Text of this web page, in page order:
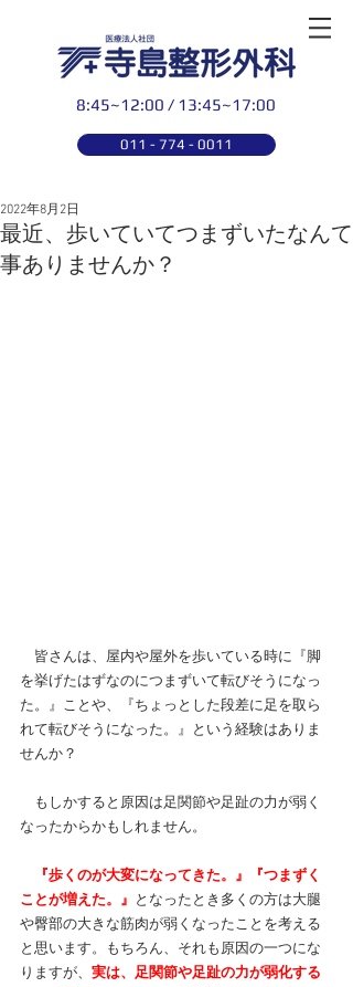
8:45~12:00 / 13:45~17:00
011 - 774 - 0011
最近、歩いていてつまずいたなんて
事ありませんか？
2022年8月2日
皆さんは、屋内や屋外を歩いている時に『脚
を挙げたはずなのにつまずいて転びそうになっ
た。』ことや、『ちょっとした段差に足を取ら
れて転びそうになった。』という経験はありま
せんか？
もしかすると原因は足関節や足趾の力が弱く
なったからかもしれません。
『歩くのが大変になってきた。』『つまずく
ことが増えた。』 となったとき多くの方は大腿
や臀部の大きな筋肉が弱くなったことを考える
と思います。もちろん、それも原因の一つにな
りますが、 実は、足関節や足趾の力が弱化する